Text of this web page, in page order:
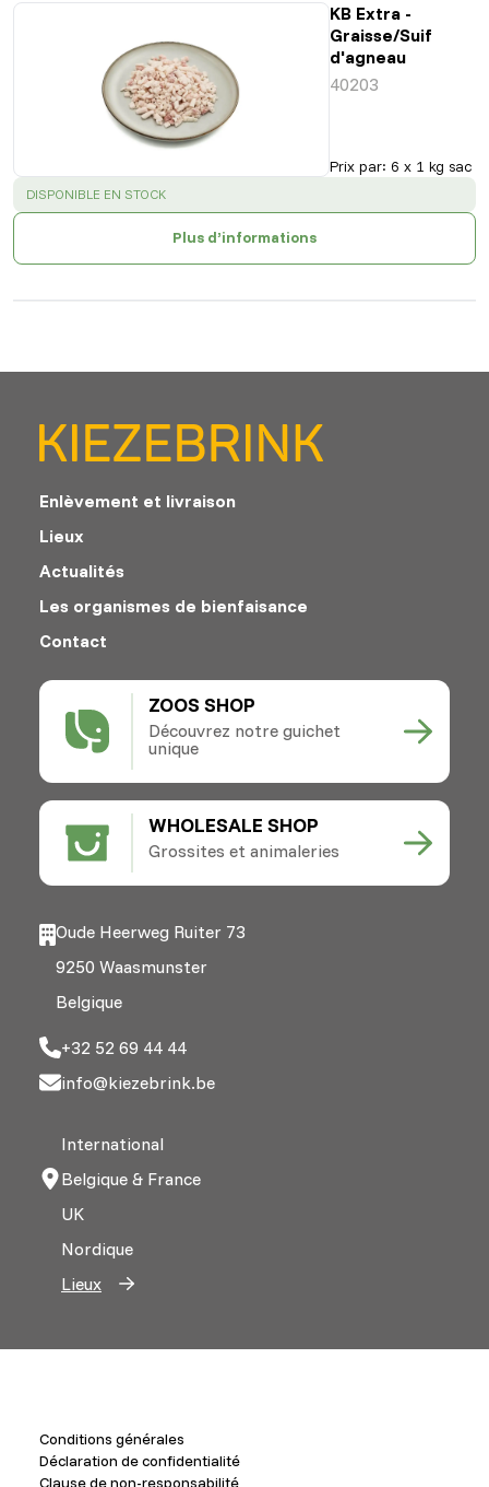
KB Extra -
Graisse/Suif
d'agneau
40203
Prix par: 6 x 1 kg sac
SUCCESS:
DISPONIBLE EN STOCK
Plus d’informations
ZOOS SHOP
Découvrez notre guichet
unique
WHOLESALE SHOP
Grossites et animaleries
Enlèvement et livraison
Lieux
Actualités
Les organismes de bienfaisance
Contact
Oude Heerweg Ruiter 73
9250 Waasmunster
Belgique
+32 52 69 44 44
info@kiezebrink.be
International
Belgique & France
UK
Nordique
Lieux
Conditions générales
Déclaration de confidentialité
Clause de non-responsabilité